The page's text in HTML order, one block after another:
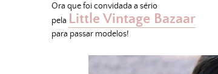
Ora que foi convidada a sério
pela Little Vintage Bazaar
para passar modelos!